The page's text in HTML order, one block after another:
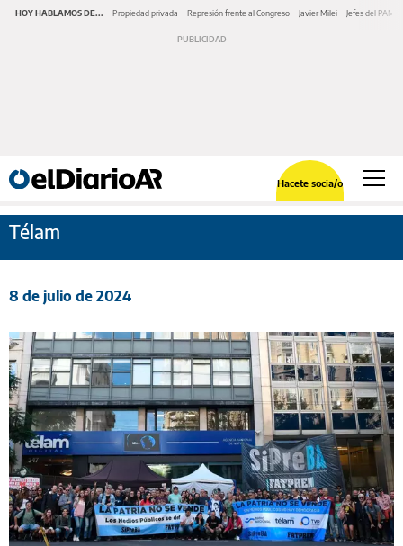
HOY HABLAMOS DE... Propiedad privada Represión frente al Congreso Javier Milei Jefes del PAMI
Hacete socia/o
Télam
8 de julio de 2024